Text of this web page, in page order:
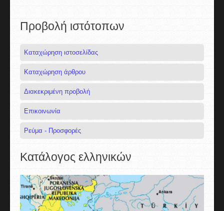
Προβολή ιστότοπων
Καταχώρηση ιστοσελίδας
Καταχώρηση άρθρου
Διακεκριμένη προβολή
Επικοινωνία
Ρεύμα - Προσφορές
Κατάλογος ελληνικών